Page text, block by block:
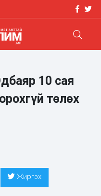
10 сая
төлөх
Жиргэх